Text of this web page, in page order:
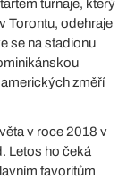
turnaje, který
Torontu, odehraje
se na stadionu
změří
v roce 2018 v
Letos ho čeká
favoritům